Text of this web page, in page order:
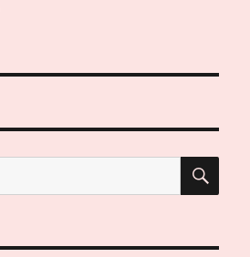
検